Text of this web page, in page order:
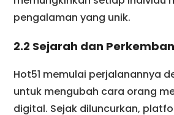
pengalaman yang unik.
2.2 Sejarah dan
Hot51 memulai perjalanannya
untuk mengubah cara orang
digital. Sejak diluncurkan,